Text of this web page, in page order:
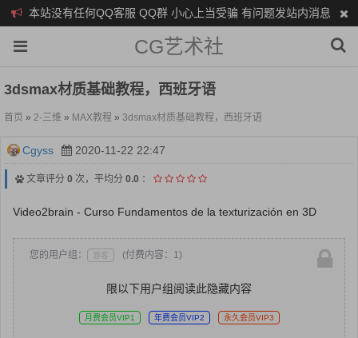
本站没有任何QQ客服 QQ群 小心上当受骗 有问题发站内消息
CG艺术社
3dsmax材质基础教程，西班牙语
首页 » 2-三维 » MAX教程 » 3dsmax材质基础教程，西班牙语
Cgyss 2020-11-22 22:47
文章评分 0 次，平均分 0.0 ：
Video2brain - Curso Fundamentos de la texturización en 3D
您的用户组： 游客 (付费内容：1)
限以下用户组阅读此隐藏内容
月费会员VIP1 年费会员VIP2 永久会员VIP3